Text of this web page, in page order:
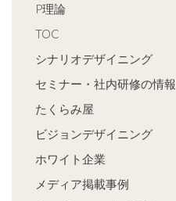
P理論
TOC
シナリオデザイニング
セミナー・社内研修の情報
たくらみ屋
ビジョンデザイニング
ホワイト企業
メディア掲載事例